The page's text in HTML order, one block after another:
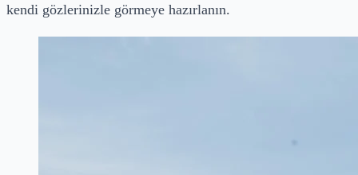
kendi gözlerinizle görmeye hazırlanın.